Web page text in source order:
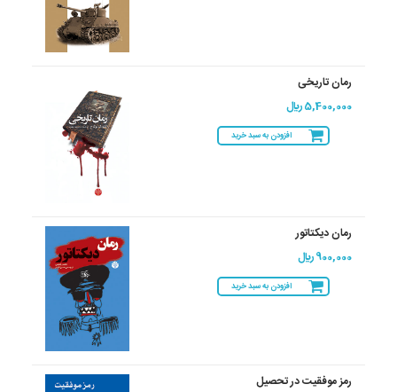
رمان تاریخی
5,400,000 ريال
افزودن به سبد خرید
رمان دیکتاتور
900,000 ريال
افزودن به سبد خرید
رمز موفقیت در تحصیل